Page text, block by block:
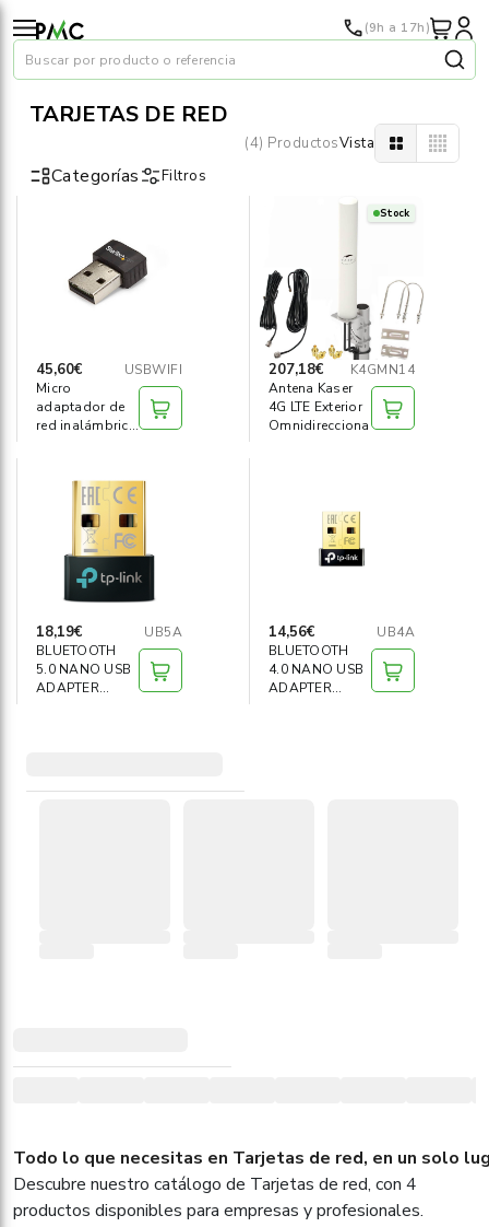
Material oficina ›
›
Tinta y tóner
Informática
Mobiliario
Seguridad ›
(9h a 17h)
Buscar por producto o referencia
TARJETAS DE RED
Categorías Filtros
(4) ProductosVista
45,60€
USBWIFI
Micro
adaptador de
red inalámbrica
Stock
207,18€
K4GMN14
Antena Kaser
4G LTE Exterior
Omnidireccional
18,19€
UB5A
BLUETOOTH
5.0 NANO USB
ADAPTER
14,56€
UB4A
BLUETOOTH
4.0 NANO USB
ADAPTER
Todo lo que necesitas en Tarjetas de red, en un solo
Descubre nuestro catálogo de Tarjetas de red, con 4
productos disponibles para empresas y profesionales.